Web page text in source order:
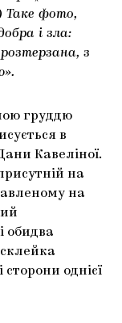
Таке фото,
і зла:
з
груддю
в
Кавеліної.
на
на
обидва
однієї